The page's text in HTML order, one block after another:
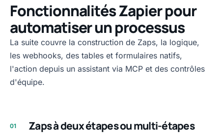
Fonctionnalités Zapier pour
automatiser un processus
La suite couvre la construction de Zaps, la logique,
les webhooks, des tables et formulaires natifs,
l'action depuis un assistant via MCP et des contrôles
d'équipe.
01 Zaps à deux étapes ou multi-étapes